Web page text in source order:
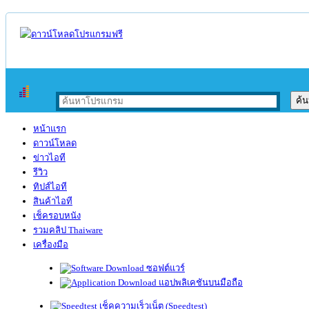
หน้าแรก
ดาวน์โหลด
ข่าวไอที
รีวิว
ทิปส์ไอที
สินค้าไอที
เช็ครอบหนัง
รวมคลิป Thaiware
เครื่องมือ
ซอฟต์แวร์
แอปพลิเคชันบนมือถือ
เช็คความเร็วเน็ต (Speedtest)